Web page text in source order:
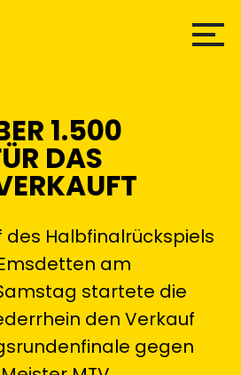
1.500
DAS
des Halbfinalrückspiels
am
startete die
den Verkauf
gegen